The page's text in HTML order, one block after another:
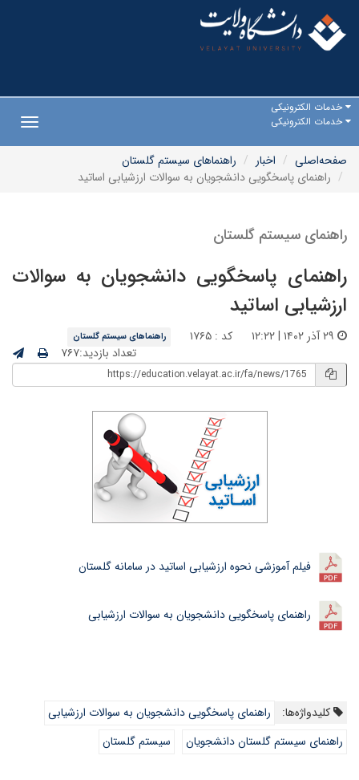
خدمات الکترونیکی
خدمات الکترونیکی
صفحه‌اصلی
اخبار
راهنماهای سیستم گلستان
راهنمای پاسخگویی دانشجویان به سوالات ارزشیابی اساتید
راهنمای سیستم گلستان
راهنمای پاسخگویی دانشجویان به سوالات
ارزشیابی اساتید
کد : ۱۷۶۵ راهنماهای سیستم گلستان
تعداد بازدید:۷۶۷
فیلم آموزشی نحوه ارزشیابی اساتید در سامانه گلستان
راهنمای پاسخگویی دانشجویان به سوالات ارزشیابی
کلیدواژه‌ها:
راهنمای پاسخگویی دانشجویان به سوالات ارزشیابی
راهنمای سیستم گلستان دانشجویان
سیستم گلستان